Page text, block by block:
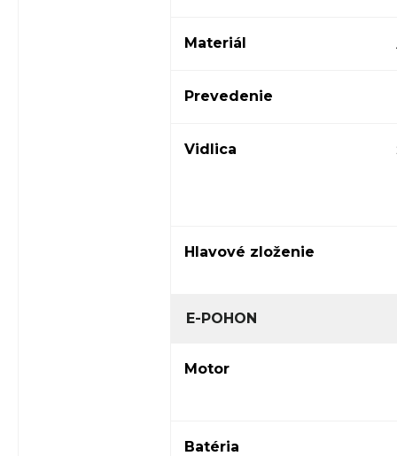
Materiál
Prevedenie
Vidlica
Hlavové zloženie
E-POHON
Motor
Batéria